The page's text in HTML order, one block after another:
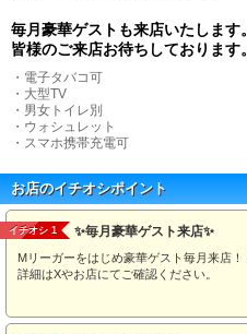
毎月豪華ゲストも来店いたします。
皆様のご来店お待ちしております。
・電子タバコ可
・大型TV
・男女トイレ別
・ウォシュレット
・スマホ携帯充電可
お店のイチオシポイント
イチオシ 1 ✨毎月豪華ゲスト来店✨
Mリーガーをはじめ豪華ゲスト毎月来店！
詳細はXやお店にてご確認ください。